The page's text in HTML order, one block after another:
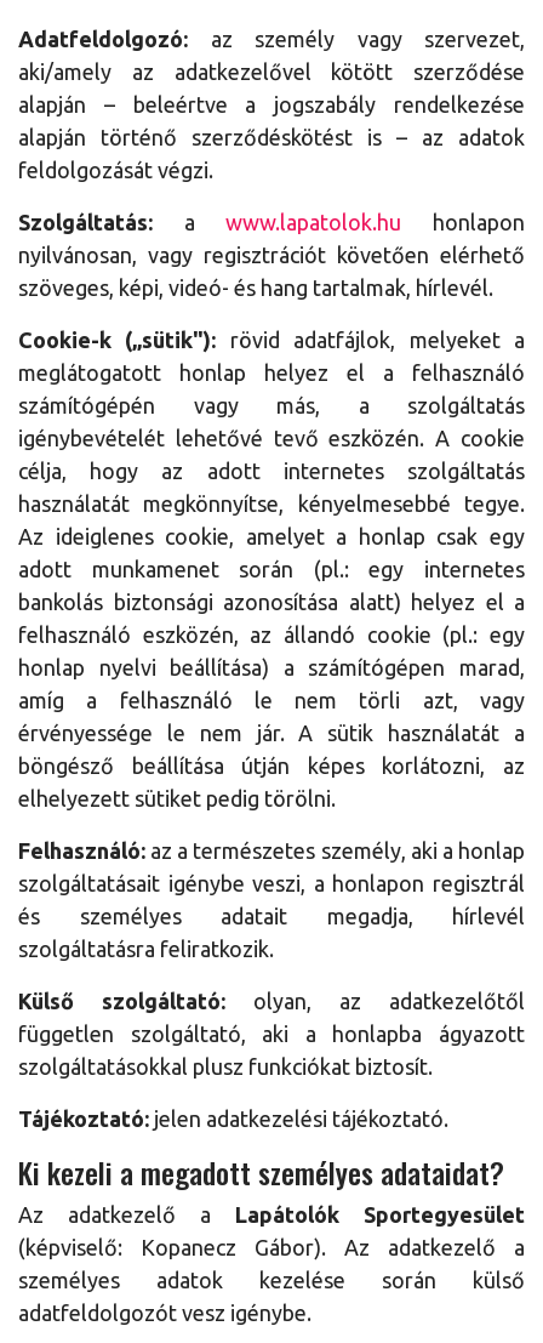
Adatfeldolgozó: az személy vagy szervezet,
aki/amely az adatkezelővel kötött szerződése
alapján – beleértve a jogszabály rendelkezése
alapján történő szerződéskötést is – az adatok
feldolgozását végzi.
Szolgáltatás: awww.lapatolok.hu honlapon
nyilvánosan, vagy regisztrációt követően elérhető
szöveges, képi, videó- és hang tartalmak, hírlevél.
Cookie-k („sütik"): rövid adatfájlok, melyeket a
meglátogatott honlap helyez el a felhasználó
számítógépén vagy más, a szolgáltatás
igénybevételét lehetővé tevő eszközén. A cookie
célja, hogy az adott internetes szolgáltatás
használatát megkönnyítse, kényelmesebbé tegye.
Az ideiglenes cookie, amelyet a honlap csak egy
adott munkamenet során (pl.: egy internetes
bankolás biztonsági azonosítása alatt) helyez el a
felhasználó eszközén, az állandó cookie (pl.: egy
honlap nyelvi beállítása) a számítógépen marad,
amíg a felhasználó le nem törli azt, vagy
érvényessége le nem jár. A sütik használatát a
böngésző beállítása útján képes korlátozni, az
elhelyezett sütiket pedig törölni.
Felhasználó: az a természetes személy, aki a honlap
szolgáltatásait igénybe veszi, a honlapon regisztrál
és személyes adatait megadja, hírlevél
szolgáltatásra feliratkozik.
Külső szolgáltató: olyan, az adatkezelőtől
független szolgáltató, aki a honlapba ágyazott
szolgáltatásokkal plusz funkciókat biztosít.
Tájékoztató: jelen adatkezelési tájékoztató.
Ki kezeli a megadott személyes adataidat?
Az adatkezelő a Lapátolók Sportegyesület
(képviselő: Kopanecz Gábor). Az adatkezelő a
személyes adatok kezelése során külső
adatfeldolgozót vesz igénybe.